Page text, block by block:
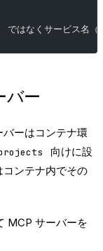
ではなくサービス名（
バー
ーはコンテナ環
向けに設
ンテナ内でその
MCP サーバーを